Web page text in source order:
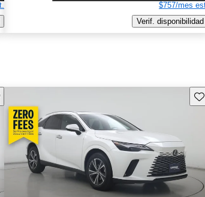
$757/mes
Verif. disponibilidad
este Aviso